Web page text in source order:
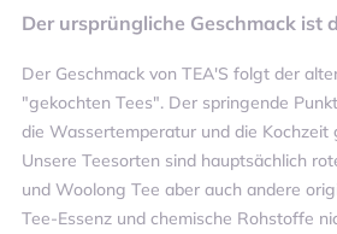
Der ursprüngliche Geschmack ist
​Der Geschmack von TEA'S folgt der
"gekochten Tees". Der springende
die Wassertemperatur und die Kochzeit
Unsere Teesorten sind hauptsächlich
und Woolong Tee aber auch andere
Tee-Essenz und chemische Rohstoffe